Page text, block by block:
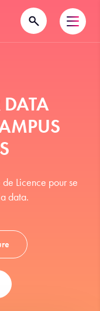
DATA
Licence pour se
data.